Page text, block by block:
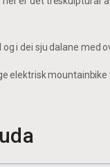
i dei sju dalane med
elektrisk mountainbike